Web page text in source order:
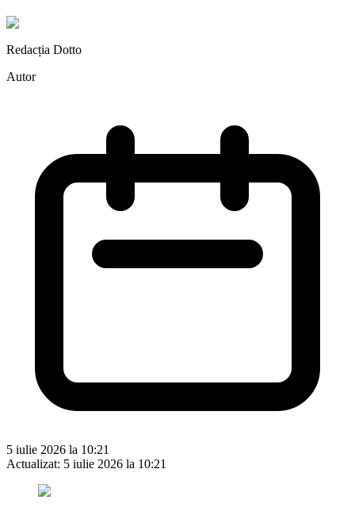
Redacția Dotto
Autor
5 iulie 2026 la 10:21
Actualizat: 5 iulie 2026 la 10:21